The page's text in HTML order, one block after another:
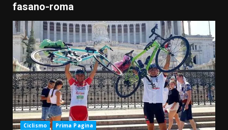
fasano-roma
Ciclismo Prima Pagina